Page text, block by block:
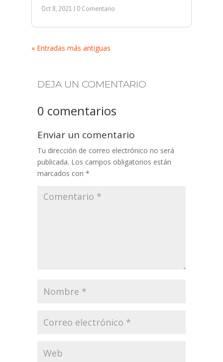
Oct 8, 2021 | 0 Comentario
« Entradas más antiguas
DEJA UN COMENTARIO
0 comentarios
Enviar un comentario
Tu dirección de correo electrónico no será
publicada. Los campos obligatorios están
marcados con *